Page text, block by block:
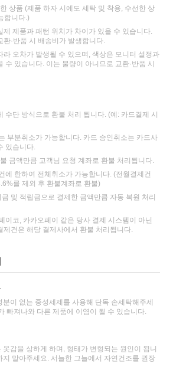
상품 (제품 하자 시에도 세탁 및 착용, 수선한 상
합니다.)
제 제품과 패턴 위치가 차이가 있을 수 있습니다.
환·반품 시 배송비가 발생합니다.
라 오차가 발생될 수 있으며, 색상은 모니터 설정과
수 있습니다. 이는 불량이 아니므로 교환·반품 시
수단 방식으로 환불 처리 됩니다. (예: 카드결제 시
부분취소가 가능합니다. 카드 승인취소는 카드사
있습니다.
금액만큼 고객님 요청 계좌로 환불 처리됩니다.
에 한하여 전체취소가 가능합니다. (전월결제건
를 제외 후 환불계좌로 환불)
및 적립금으로 결제한 금액만큼 자동 복원 처리
이코, 카카오페이 같은 당사 결제 시스템이 아닌
제건은 해당 결제사에서 환불 처리됩니다.
분이 없는 중성세제를 사용해 단독 손세탁해주세
빠져나와 다른 제품에 이염이 될 수 있습니다.
옷감을 상하게 하며, 형태가 변형되는 원인이 됩니
지 말아주세요. 서늘한 그늘에서 자연건조를 권장